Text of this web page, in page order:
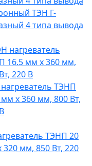
ТЭН Г-
4 типа вывода
ТЭНП
мм x 360 мм, 800 Вт,